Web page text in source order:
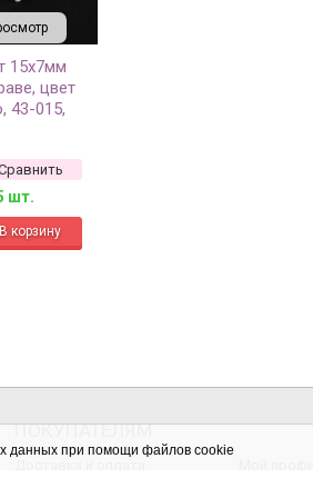
данных при помощи файлов cookie
15х7мм
цвет
43-015,
шт.
ПОКУПАТЕЛЯМ